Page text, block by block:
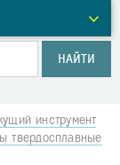
НАЙТИ
инструмент
твердосплавные